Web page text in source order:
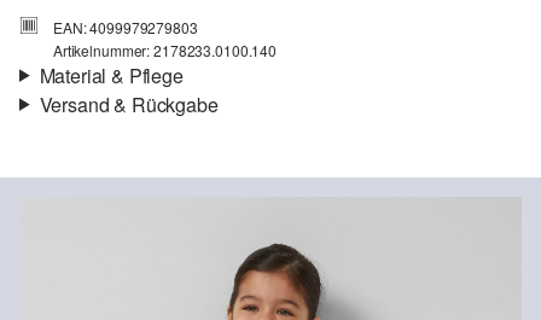
EAN: 4099979279803
Artikelnummer: 2178233.0100.140
Material & Pflege
Material: Baumwolle
Versand & Rückgabe
Deine Bestellung wird innerhalb von 4–5 Werktagen per SwissPost